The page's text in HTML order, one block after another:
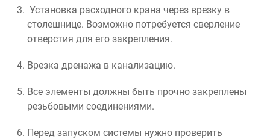
Установка расходного крана через врезку в
столешнице. Возможно потребуется сверление
отверстия для его закрепления.
Врезка дренажа в канализацию.
Все элементы должны быть прочно закреплены
резьбовыми соединениями.
Перед запуском системы нужно проверить